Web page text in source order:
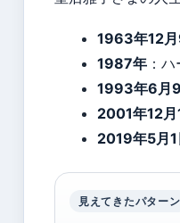
1963年12
1987年 ：
1993年6月
2001年12月
2019年5月1
見えてきたパターン